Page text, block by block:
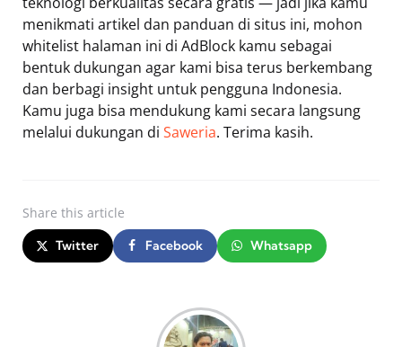
menikmati artikel dan panduan di situs ini, mohon
whitelist halaman ini di AdBlock kamu sebagai
bentuk dukungan agar kami bisa terus berkembang
dan berbagi insight untuk pengguna Indonesia.
Kamu juga bisa mendukung kami secara langsung
melalui dukungan di Saweria. Terima kasih.
Share this article
Twitter Facebook Whatsapp